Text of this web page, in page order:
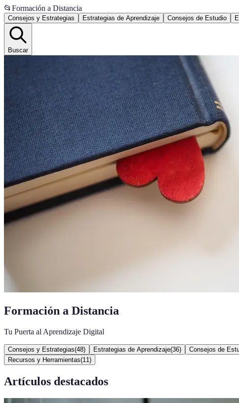
📂 Formación a Distancia
Consejos y Estrategias Estrategias de Aprendizaje Consejos de Estudio
Buscar
Formación a Distancia
Tu Puerta al Aprendizaje Digital
Consejos y Estrategias(48) Estrategias de Aprendizaje(36) Consejos de
Recursos y Herramientas(11 )
Artículos destacados